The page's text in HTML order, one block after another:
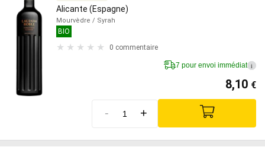
Alicante (Espagne)
Mourvèdre / Syrah
BIO
0 commentaire
7 pour envoi immédiat i
8,10 €
- +